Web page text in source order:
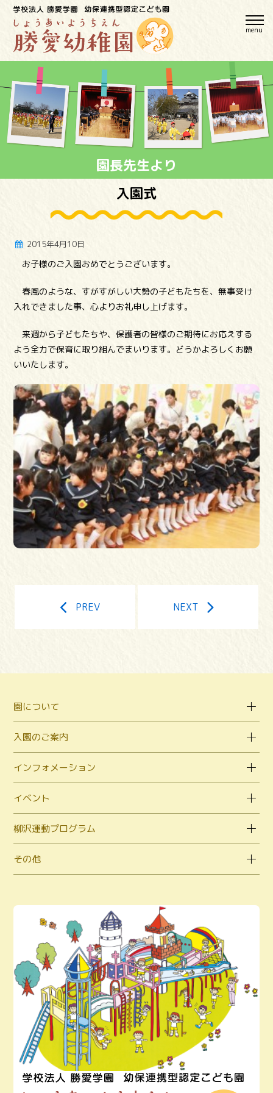
園長先生より
入園式
2015年4月10日
お子様のご入園おめでとうございます。
春風のような、すがすがしい大勢の子どもたちを、無事受け
入れできました事、心よりお礼申し上げます。
来週から子どもたちや、保護者の皆様のご期待にお応えする
よう全力で保育に取り組んでまいります。どうかよろしくお願
いいたします。
PREV NEXT
園について
入園のご案内
インフォメーション
イベント
柳沢運動プログラム
その他
menu